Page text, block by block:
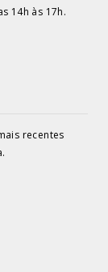
14h às 17h.
recentes